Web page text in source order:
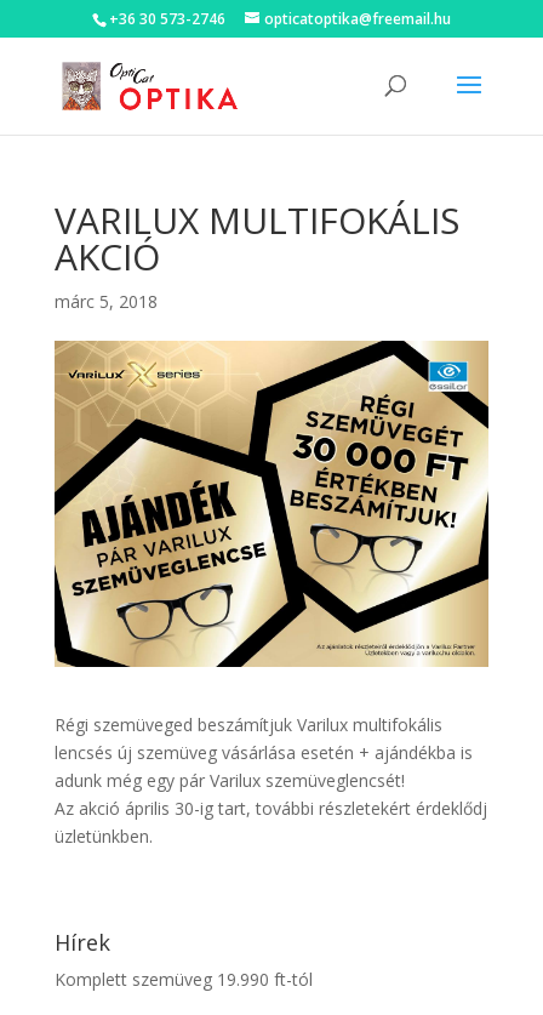
+36 30 573-2746 opticatoptika@freemail.hu
VARILUX MULTIFOKÁLIS
AKCIÓ
márc 5, 2018
Régi szemüveged beszámítjuk Varilux multifokális
lencsés új szemüveg vásárlása esetén + ajándékba is
adunk még egy pár Varilux szemüveglencsét!
Az akció április 30-ig tart, további részletekért érdeklődj
üzletünkben.
Hírek
Komplett szemüveg 19.990 ft-tól